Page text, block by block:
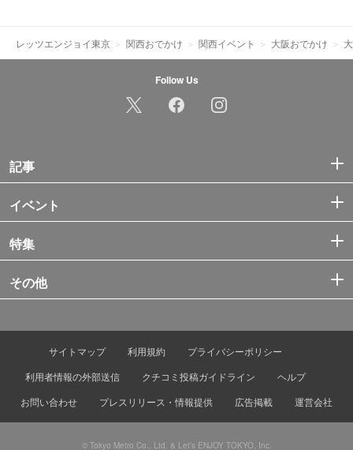
レッツエンジョイ東京 関西おでかけ 関西イベント 大阪おでかけ
Follow Us
記事
イベント
特集
その他
サイトマップ 利用規約
プライバシーポリシー
利用者情報の外部送信
クチコミ投稿ガイドライン
ヘルプ
お問い合わせ
プレスリリース・情報提供 広告掲載 運営会社
© Tokyo Metro Co., Ltd. & Let’s ENJOY TOKYO, Inc.